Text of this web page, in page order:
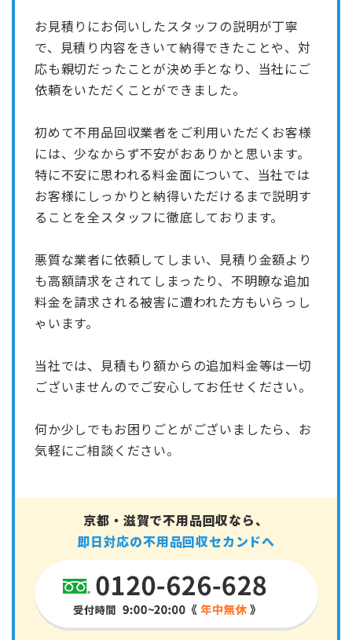
お見積りにお伺いしたスタッフの説明が丁寧
で、見積り内容をきいて納得できたことや、対
応も親切だったことが決め手となり、当社にご
依頼をいただくことができました。
初めて不用品回収業者をご利用いただくお客様
には、少なからず不安がおありかと思います。
特に不安に思われる料金面について、当社では
お客様にしっかりと納得いただけるまで説明す
ることを全スタッフに徹底しております。
悪質な業者に依頼してしまい、見積り金額より
も高額請求をされてしまったり、不明瞭な追加
料金を請求される被害に遭われた方もいらっし
ゃいます。
当社では、見積もり額からの追加料金等は一切
ございませんのでご安心してお任せください。
何か少しでもお困りごとがございましたら、お
気軽にご相談ください。
京都・滋賀で不用品回収なら、
即日対応の不用品回収セカンドへ